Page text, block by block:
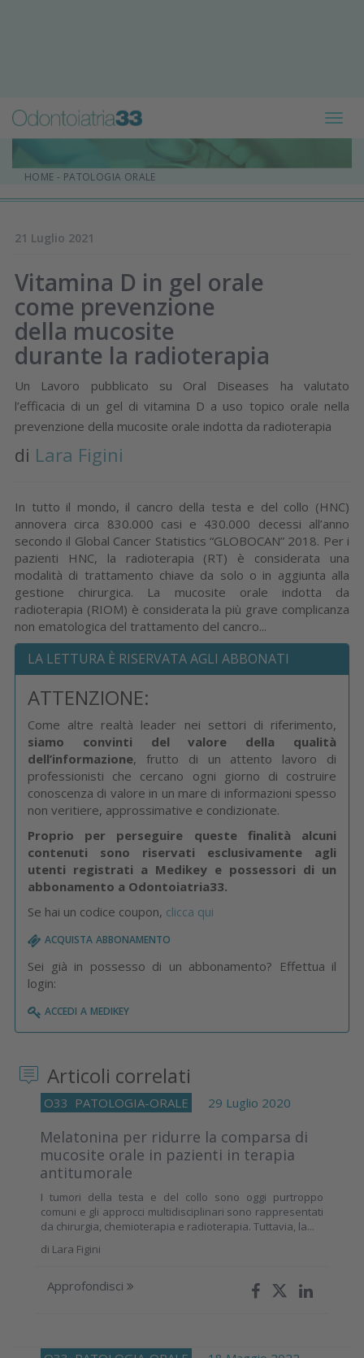
HOME - PATOLOGIA ORALE
21 Luglio 2021
Vitamina D in gel orale
come prevenzione
della mucosite
durante la radioterapia
Un Lavoro pubblicato su Oral Diseases ha valutato
l’efficacia di un gel di vitamina D a uso topico orale nella
prevenzione della mucosite orale indotta da radioterapia
di Lara Figini
In tutto il mondo, il cancro della testa e del collo (HNC)
annovera circa 830.000 casi e 430.000 decessi all’anno
secondo il Global Cancer Statistics “GLOBOCAN” 2018. Per i
pazienti HNC, la radioterapia (RT) è considerata una
modalità di trattamento chiave da solo o in aggiunta alla
gestione chirurgica. La mucosite orale indotta da
radioterapia (RIOM) è considerata la più grave complicanza
non ematologica del trattamento del cancro...
LA LETTURA È RISERVATA AGLI ABBONATI
ATTENZIONE:
Come altre realtà leader nei settori di riferimento,
siamo convinti del valore della qualità
dell’informazione, frutto di un attento lavoro di
professionisti che cercano ogni giorno di costruire
conoscenza di valore in un mare di informazioni spesso
non veritiere, approssimative e condizionate.
Proprio per perseguire queste finalità alcuni
contenuti sono riservati esclusivamente agli
utenti registrati a Medikey e possessori di un
abbonamento a Odontoiatria33.
Se hai un codice coupon, clicca qui
acquista abbonamento
Sei già in possesso di un abbonamento? Effettua il
login:
accedi a medikey
Articoli correlati
O33 PATOLOGIA-ORALE 29 Luglio 2020
Melatonina per ridurre la comparsa di
mucosite orale in pazienti in terapia
antitumorale
I tumori della testa e del collo sono oggi purtroppo
comuni e gli approcci multidisciplinari sono rappresentati
da chirurgia, chemioterapia e radioterapia. Tuttavia, la...
di Lara Figini
Approfondisci